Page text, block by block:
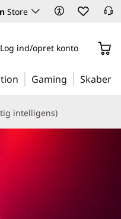
Store
Log ind/opret konto
Gaming Skaber
intelligens)